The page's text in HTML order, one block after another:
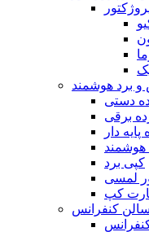
و برد هوشمند
دستی
برقی
پایه دار
هوشمند
کپی برد
لمسی
کپ
کنفرانس